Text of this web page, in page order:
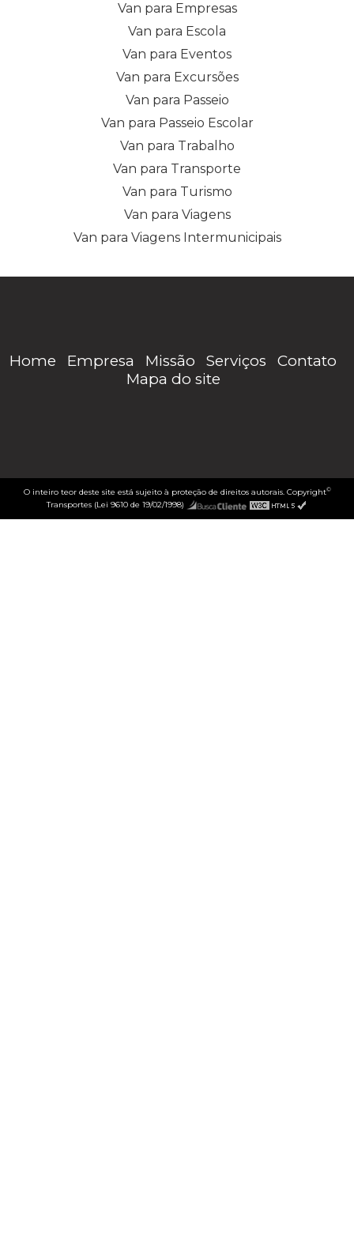
Van para Empresas
Van para Escola
Van para Eventos
Van para Excursões
Van para Passeio
Van para Passeio Escolar
Van para Trabalho
Van para Transporte
Van para Turismo
Van para Viagens
Van para Viagens Intermunicipais
Home Empresa Missão Serviços
Contato
Mapa do site
O inteiro teor deste site está sujeito à proteção de direitos autorais. Copyright©
Transportes (Lei 9610 de 19/02/1998)